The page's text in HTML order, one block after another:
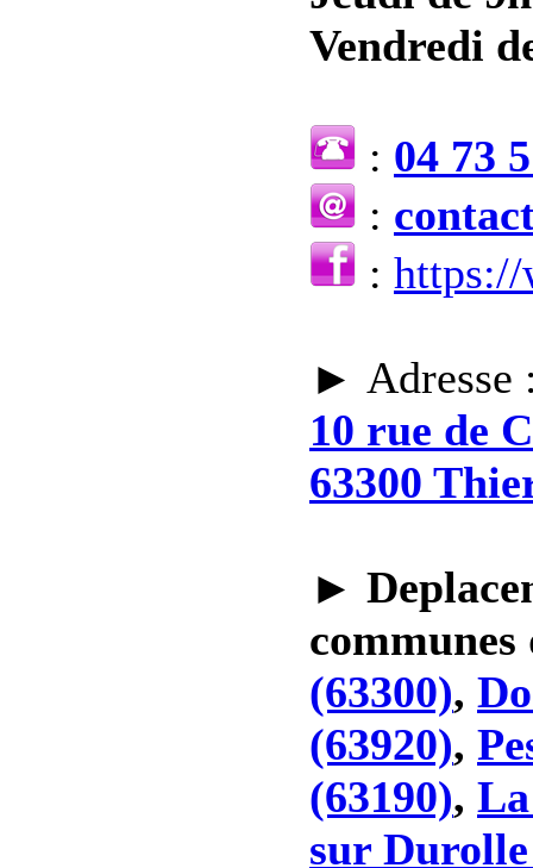
Vendredi
: 04 73
:
:
► Adresse
10 rue de
63300
►
(63300),
(63920),
(63190),
sur